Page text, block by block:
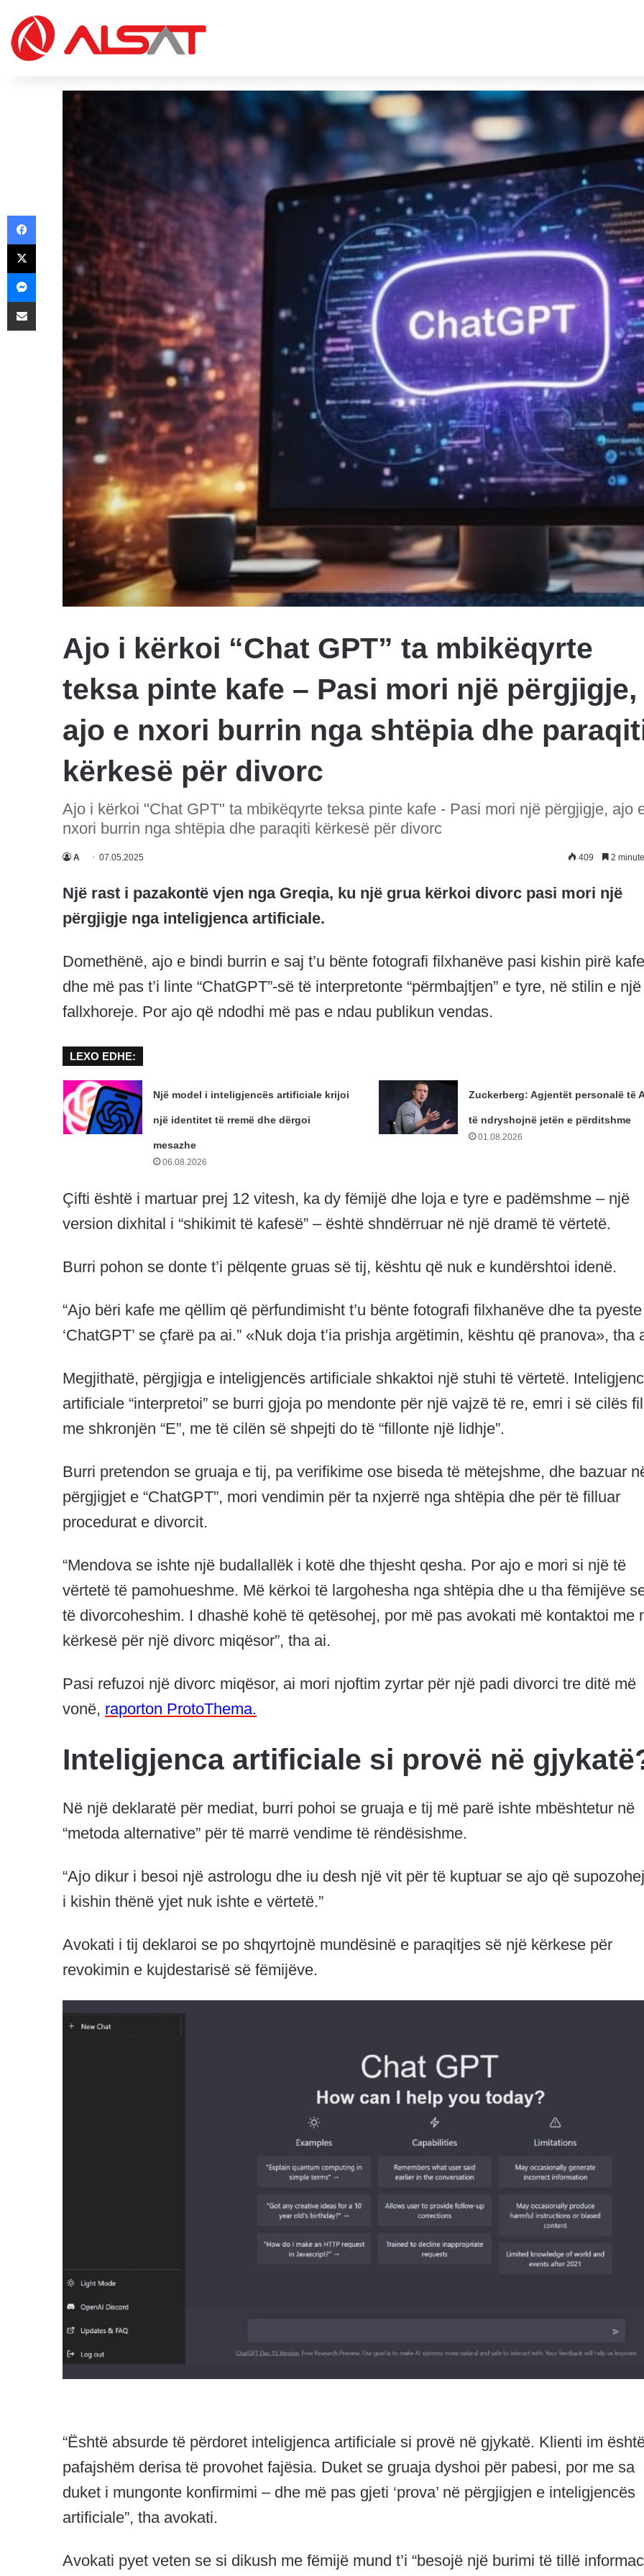
Ajo i kërkoi “Chat GPT” ta mbikëqyrte
teksa pinte kafe – Pasi mori një përgjigje,
ajo e nxori burrin nga shtëpia dhe
kërkesë për divorc
Ajo i kërkoi "Chat GPT" ta mbikëqyrte teksa pinte kafe - Pasi mori një përgjigje, ajo
nxori burrin nga shtëpia dhe paraqiti kërkesë për divorc
A 07.05.2025 409 2
Një rast i pazakontë vjen nga Greqia, ku një grua kërkoi divorc pasi mori një
përgjigje nga inteligjenca artificiale.
Domethënë, ajo e bindi burrin e saj t’u bënte fotografi filxhanëve pasi kishin pirë
dhe më pas t’i linte “ChatGPT”-së të interpretonte “përmbajtjen” e tyre, në stilin e një
fallxhoreje. Por ajo që ndodhi më pas e ndau publikun vendas.
LEXO EDHE:
Një model i inteligjencës artificiale krijoi
një identitet të rremë dhe dërgoi
mesazhe
06.08.2026
Zuckerberg: Agjentët personalë të
të ndryshojnë jetën e përditshme
01.08.2026
Çifti është i martuar prej 12 vitesh, ka dy fëmijë dhe loja e tyre e padëmshme – një
version dixhital i “shikimit të kafesë” – është shndërruar në një dramë të vërtetë.
Burri pohon se donte t’i pëlqente gruas së tij, kështu që nuk e kundërshtoi idenë.
“Ajo bëri kafe me qëllim që përfundimisht t’u bënte fotografi filxhanëve dhe ta pyeste
‘ChatGPT’ se çfarë pa ai.” «Nuk doja t’ia prishja argëtimin, kështu që pranova», tha
Megjithatë, përgjigja e inteligjencës artificiale shkaktoi një stuhi të vërtetë.
artificiale “interpretoi” se burri gjoja po mendonte për një vajzë të re, emri i së cilës
me shkronjën “E”, me të cilën së shpejti do të “fillonte një lidhje”.
Burri pretendon se gruaja e tij, pa verifikime ose biseda të mëtejshme, dhe bazuar
përgjigjet e “ChatGPT”, mori vendimin për ta nxjerrë nga shtëpia dhe për të filluar
procedurat e divorcit.
“Mendova se ishte një budallallëk i kotë dhe thjesht qesha. Por ajo e mori si një të
vërtetë të pamohueshme. Më kërkoi të largohesha nga shtëpia dhe u tha fëmijëve
të divorcoheshim. I dhashë kohë të qetësohej, por më pas avokati më kontaktoi me
kërkesë për një divorc miqësor”, tha ai.
Pasi refuzoi një divorc miqësor, ai mori njoftim zyrtar për një padi divorci tre ditë më
vonë, raporton ProtoThema.
Inteligjenca artificiale si provë në
Në një deklaratë për mediat, burri pohoi se gruaja e tij më parë ishte mbështetur në
“metoda alternative” për të marrë vendime të rëndësishme.
“Ajo dikur i besoi një astrologu dhe iu desh një vit për të kuptuar se ajo që
i kishin thënë yjet nuk ishte e vërtetë.”
Avokati i tij deklaroi se po shqyrtojnë mundësinë e paraqitjes së një kërkese për
revokimin e kujdestarisë së fëmijëve.
“Është absurde të përdoret inteligjenca artificiale si provë në gjykatë. Klienti im
pafajshëm derisa të provohet fajësia. Duket se gruaja dyshoi për pabesi, por me sa
duket i mungonte konfirmimi – dhe më pas gjeti ‘prova’ në përgjigjen e inteligjencës
artificiale”, tha avokati.
Avokati pyet veten se si dikush me fëmijë mund t’i “besojë një burimi të tillë
Facebook
X
Messenger
Share via Email